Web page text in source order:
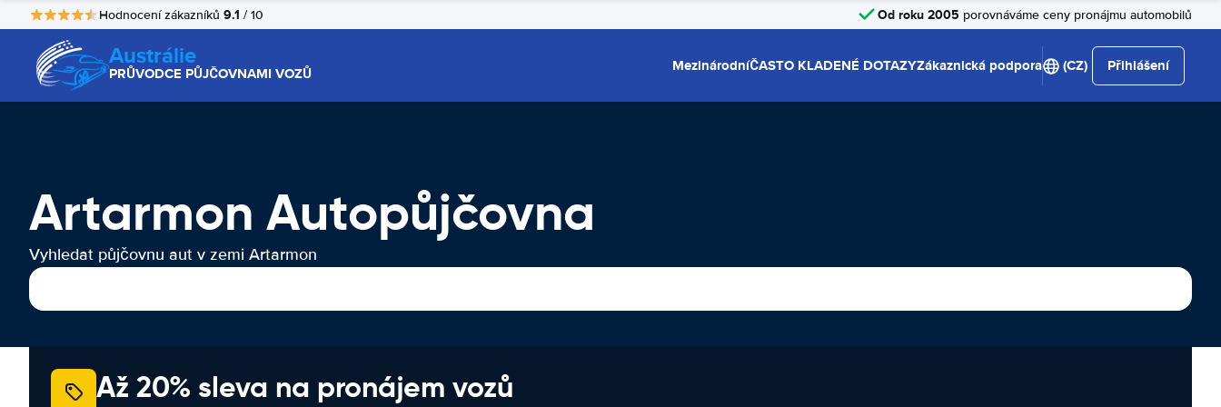
Hodnocení zákazníků 9.1 / 10 Od roku 2005 porovnáváme ceny pronájmu automobilů
Austrálie
PRŮVODCE PŮJČOVNAMI VOZŮ MezinárodníČASTO KLADENÉ DOTAZYZákaznická podpora (CZ) Přihlášení
Artarmon Autopůjčovna
Vyhledat půjčovnu aut v zemi Artarmon
Až 20% sleva na pronájem vozů